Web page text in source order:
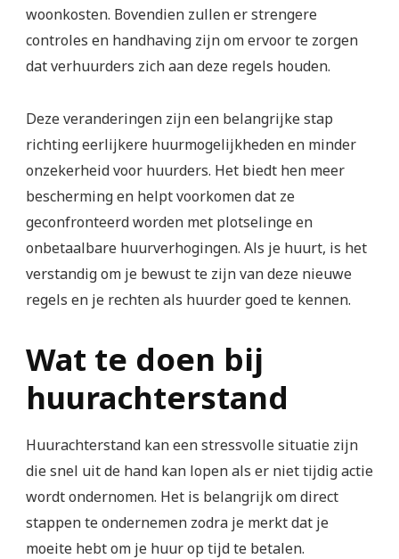
woonkosten. Bovendien zullen er strengere
controles en handhaving zijn om ervoor te zorgen
dat verhuurders zich aan deze regels houden.
Deze veranderingen zijn een belangrijke stap
richting eerlijkere huurmogelijkheden en minder
onzekerheid voor huurders. Het biedt hen meer
bescherming en helpt voorkomen dat ze
geconfronteerd worden met plotselinge en
onbetaalbare huurverhogingen. Als je huurt, is het
verstandig om je bewust te zijn van deze nieuwe
regels en je rechten als huurder goed te kennen.
Wat te doen bij
huurachterstand
Huurachterstand kan een stressvolle situatie zijn
die snel uit de hand kan lopen als er niet tijdig actie
wordt ondernomen. Het is belangrijk om direct
stappen te ondernemen zodra je merkt dat je
moeite hebt om je huur op tijd te betalen.